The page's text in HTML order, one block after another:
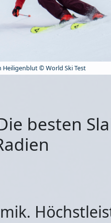
Heiligenblut © World Ski Test
besten